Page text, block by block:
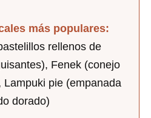
más populares:
rellenos de
Fenek (conejo
Lampuki pie (empanada
dorado)